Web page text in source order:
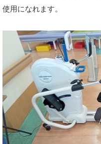
使用になれます。